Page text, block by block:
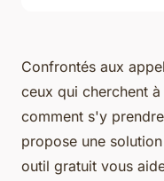
Confrontés aux
ceux qui cherchent
comment s'y
propose une
outil gratuit vous